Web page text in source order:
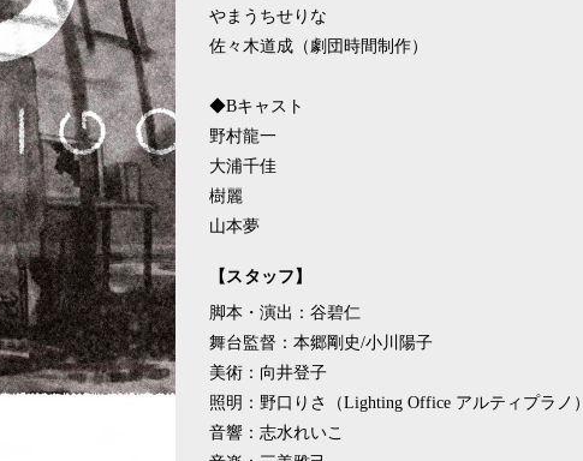
やまうちせりな
佐々木道成（劇団時間制作）
◆Bキャスト
野村龍一
大浦千佳
樹麗
山本夢
【スタッフ】
脚本・演出：谷碧仁
舞台監督：本郷剛史/小川陽子
美術：向井登子
照明：野口りさ（Lighting Office アルティプラノ）
音響：志水れいこ